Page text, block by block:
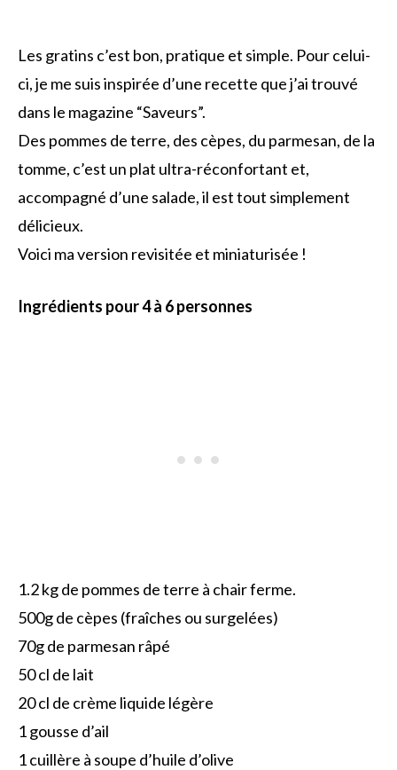
Les gratins c’est bon, pratique et simple. Pour celui-
ci, je me suis inspirée d’une recette que j’ai trouvé
dans le magazine “Saveurs”.
Des pommes de terre, des cèpes, du parmesan, de la
tomme, c’est un plat ultra-réconfortant et,
accompagné d’une salade, il est tout simplement
délicieux.
Voici ma version revisitée et miniaturisée !
Ingrédients pour 4 à 6 personnes
1.2 kg de pommes de terre à chair ferme.
500g de cèpes (fraîches ou surgelées)
70g de parmesan râpé
50 cl de lait
20 cl de crème liquide légère
1 gousse d’ail
1 cuillère à soupe d’huile d’olive